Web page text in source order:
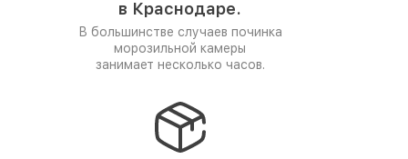
в Краснодаре.
В большинстве случаев починка
морозильной камеры
занимает несколько часов.